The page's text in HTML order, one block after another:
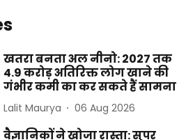
खतरा बनता अल नीनो: 2027 तक
4.9 करोड़ अतिरिक्त लोग खाने की
गंभीर कमी का कर सकते हैं सामना
Lalit Maurya 06 Aug 2026
वैज्ञानिकों ने खोजा रास्ता: सुपर